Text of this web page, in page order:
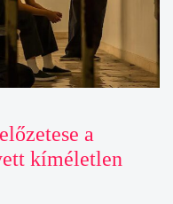
a
kíméletlen